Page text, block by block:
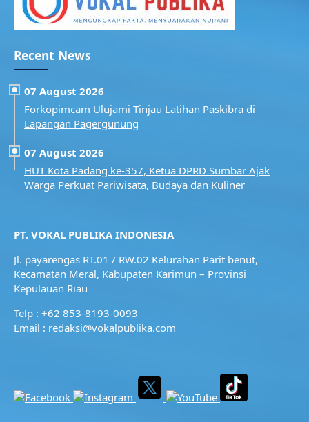
Recent News
07 August 2026
Forkopimcam Ulujami Tinjau Latihan Paskibra di
Lapangan Pagergunung
07 August 2026
HUT Kota Padang ke-357, Ketua DPRD Sumbar Ajak
Warga Perkuat Pariwisata, Budaya dan Kuliner
PT. VOKAL PUBLIKA INDONESIA
Jl. payarengas RT.01 / RW.02 Kelurahan Parit benut,
Kecamatan Meral, Kabupaten Karimun – Provinsi
Kepulauan Riau
Telp : +62 853-8193-0093
Email : redaksi@vokalpublika.com